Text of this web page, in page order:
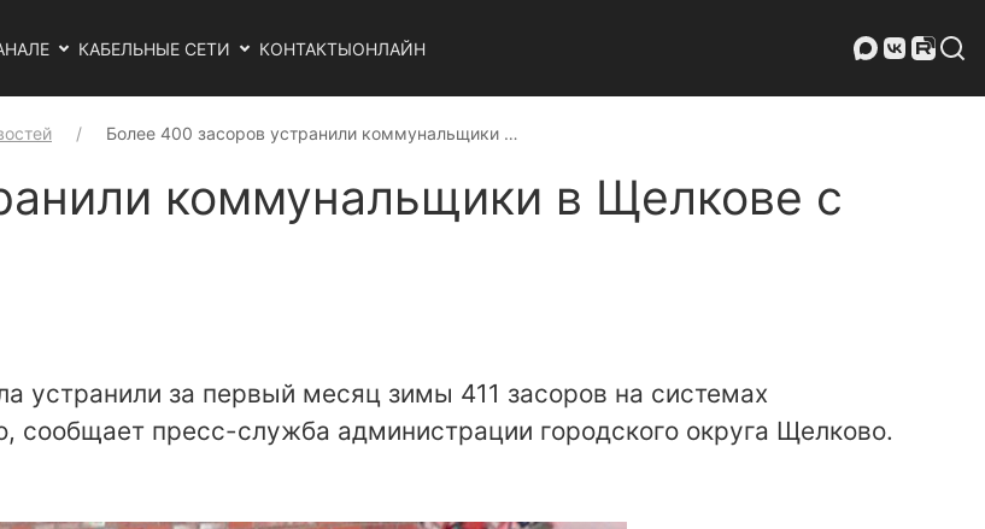
КАБЕЛЬНЫЕ СЕТИ КОНТАКТЫОНЛАЙН
Более 400 засоров устранили коммунальщики …
коммунальщики в Щелкове с
устранили за первый месяц зимы 411 засоров на системах
сообщает пресс-служба администрации городского округа Щелково.